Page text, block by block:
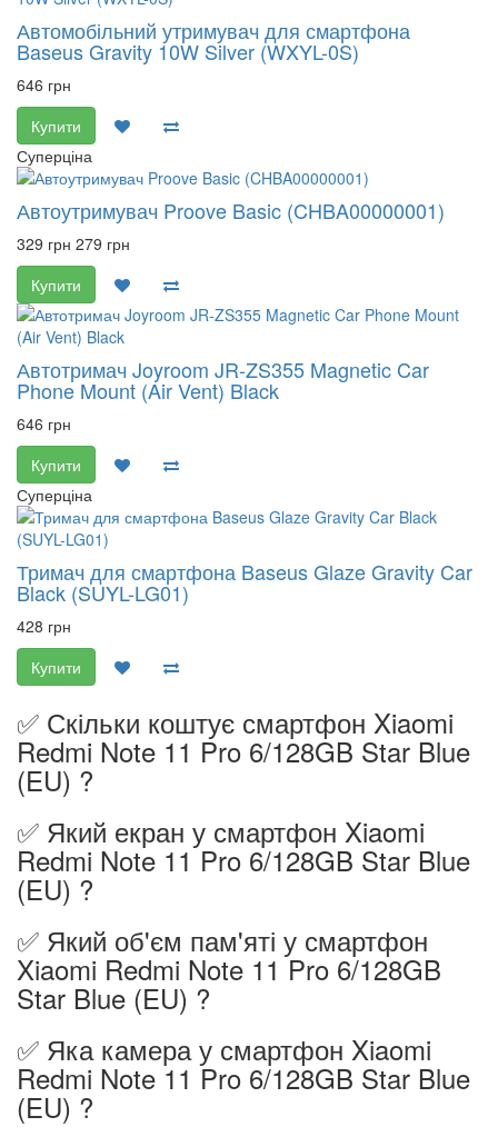
Автомобільний утримувач для смартфона
Baseus Gravity 10W Silver (WXYL-0S)
646 грн
Купити
Суперціна
Автоутримувач Proove Basic (CHBA00000001)
329 грн 279 грн
Купити
Автотримач Joyroom JR-ZS355 Magnetic Car
Phone Mount (Air Vent) Black
646 грн
Купити
Суперціна
Тримач для смартфона Baseus Glaze Gravity Car
Black (SUYL-LG01)
428 грн
Купити
✅ Скільки коштує смартфон Xiaomi
Redmi Note 11 Pro 6/128GB Star Blue
(EU) ?
✅ Який екран у смартфон Xiaomi
Redmi Note 11 Pro 6/128GB Star Blue
(EU) ?
✅ Який об'єм пам'яті у смартфон
Xiaomi Redmi Note 11 Pro 6/128GB
Star Blue (EU) ?
✅ Яка камера у смартфон Xiaomi
Redmi Note 11 Pro 6/128GB Star Blue
(EU) ?